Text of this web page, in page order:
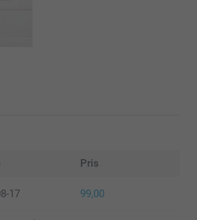
Pris
17 99,00